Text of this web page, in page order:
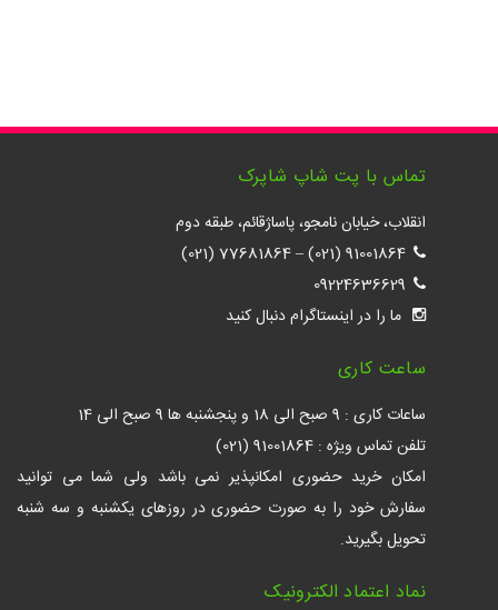
تماس با پت شاپ شاپرک
انقلاب، خیابان نامجو، پاساژقائم، طبقه دوم
91001864 (021)
–
77681864 (021)
09224636629
ما را در اینستاگرام دنبال کنید
ساعت کاری
ساعات کاری : 9 صبح الی 18 و پنجشنبه ها 9 صبح الی 14
تلفن تماس ویژه : 91001864 (021)
امکان خرید حضوری امکانپذیر نمی باشد ولی شما می توانید
سفارش خود را به صورت حضوری در روزهای یکشنبه و سه شنبه
تحویل بگیرید.
نماد اعتماد الکترونیک